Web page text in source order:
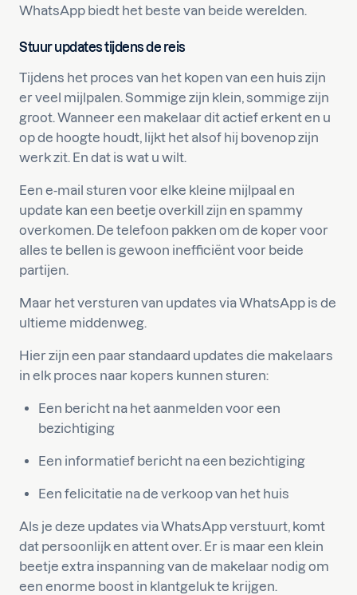
WhatsApp biedt het beste van beide werelden.
Stuur updates tijdens de reis
Tijdens het proces van het kopen van een huis zijn
er veel mijlpalen. Sommige zijn klein, sommige zijn
groot. Wanneer een makelaar dit actief erkent en u
op de hoogte houdt, lijkt het alsof hij bovenop zijn
werk zit. En dat is wat u wilt.
Een e-mail sturen voor elke kleine mijlpaal en
update kan een beetje overkill zijn en spammy
overkomen. De telefoon pakken om de koper voor
alles te bellen is gewoon inefficiënt voor beide
partijen.
Maar het versturen van updates via WhatsApp is de
ultieme middenweg.
Hier zijn een paar standaard updates die makelaars
in elk proces naar kopers kunnen sturen:
Een bericht na het aanmelden voor een
bezichtiging
Een informatief bericht na een bezichtiging
Een felicitatie na de verkoop van het huis
Als je deze updates via WhatsApp verstuurt, komt
dat persoonlijk en attent over. Er is maar een klein
beetje extra inspanning van de makelaar nodig om
een enorme boost in klantgeluk te krijgen.